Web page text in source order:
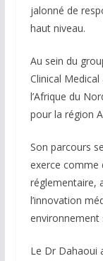
jalonné de
haut niveau.
Au sein du
Clinical
l’Afrique du
pour la région
Son parcours
exerce comme
réglementaire,
l’innovation
environnement
Le Dr Dahaoui